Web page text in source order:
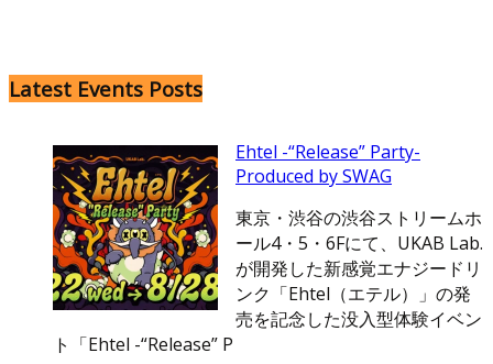
Latest Events Posts
Ehtel -“Release” Party-
Produced by SWAG
東京・渋谷の渋谷ストリームホ
ール4・5・6Fにて、UKAB Lab.
が開発した新感覚エナジードリ
ンク「Ehtel（エテル）」の発
売を記念した没入型体験イベン
ト「Ehtel -“Release” P